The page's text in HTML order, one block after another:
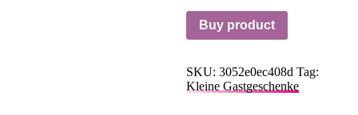
Buy product
SKU: 3052e0ec408d Tag:
Kleine Gastgeschenke